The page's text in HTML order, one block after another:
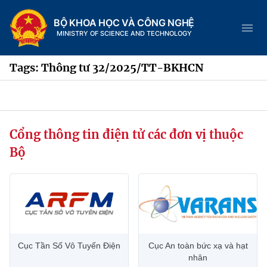
BỘ KHOA HỌC VÀ CÔNG NGHỆ
MINISTRY OF SCIENCE AND TECHNOLOGY
Trang chủ
Chức năng nhiệm vụ
Tin tức sự kiện
Hệ thống văn bản
Tags: Thông tư 32/2025/TT-BKHCN
Cổng thông tin điện tử các đơn vị thuộc
Bộ
Cục Tần Số Vô Tuyến Điện
Cục An toàn bức xạ và hạt
nhân